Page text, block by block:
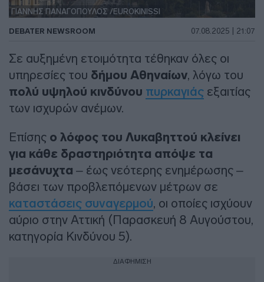
ΓΙΑΝΝΗΣ ΠΑΝΑΓΟΠΟΥΛΟΣ /EUROKINISSI
DEBATER NEWSROOM 07.08.2025 | 21:07
Σε αυξημένη ετοιμότητα τέθηκαν όλες οι
υπηρεσίες του δήμου Αθηναίων, λόγω του
πολύ υψηλού κινδύνου πυρκαγιάς εξαιτίας
των ισχυρών ανέμων.
Επίσης ο λόφος του Λυκαβηττού κλείνει
για κάθε δραστηριότητα απόψε τα
μεσάνυχτα – έως νεότερης ενημέρωσης –
βάσει των προβλεπόμενων μέτρων σε
καταστάσεις συναγερμού, οι οποίες ισχύουν
αύριο στην Αττική (Παρασκευή 8 Αυγούστου,
κατηγορία Κινδύνου 5).
ΔΙΑΦΗΜΙΣΗ